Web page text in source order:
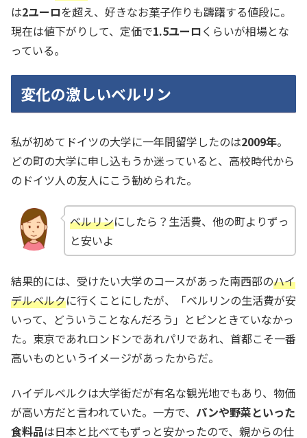
は2ユーロを超え、好きなお菓子作りも躊躇する値段に。
現在は値下がりして、定価で1.5ユーロくらいが相場とな
っている。
変化の激しいベルリン
私が初めてドイツの大学に一年間留学したのは2009年。
どの町の大学に申し込もうか迷っていると、高校時代から
のドイツ人の友人にこう勧められた。
ベルリンにしたら？生活費、他の町よりずっ
と安いよ
結果的には、受けたい大学のコースがあった南西部のハイ
デルベルクに行くことにしたが、「ベルリンの生活費が安
いって、どういうことなんだろう」とピンときていなかっ
た。東京であれロンドンであれパリであれ、首都こそ一番
高いものというイメージがあったからだ。
ハイデルベルクは大学街だが有名な観光地でもあり、物価
が高い方だと言われていた。一方で、 パンや野菜といった
食料品は日本と比べてもずっと安かったので、親からの仕